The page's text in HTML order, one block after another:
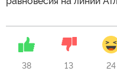
38 13 24